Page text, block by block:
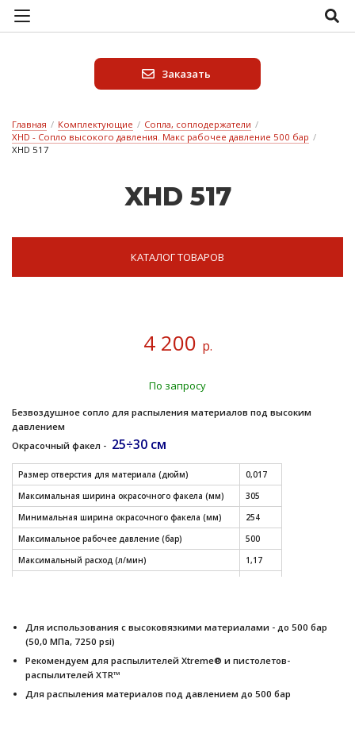
Заказать
Главная / Комплектующие / Сопла, соплодержатели /
XHD - Сопло высокого давления. Макс рабочее давление 500 бар /
XHD 517
XHD 517
КАТАЛОГ ТОВАРОВ
4 200 р.
По запросу
Безвоздушное сопло для распыления материалов под высоким
давлением
Окрасочный факел - 25÷30 см
Размер отверстия для материала (дюйм)
0,017
Максимальная ширина окрасочного факела (мм)
305
Минимальная ширина окрасочного факела (мм)
254
Максимальное рабочее давление (бар)
500
Максимальный расход (л/мин)
1,17
Для использования с высоковязкими материалами - до 500 бар
(50,0 МПа, 7250 psi)
Рекомендуем для распылителей Xtreme® и пистолетов-
распылителей XTR™
Для распыления материалов под давлением до 500 бар